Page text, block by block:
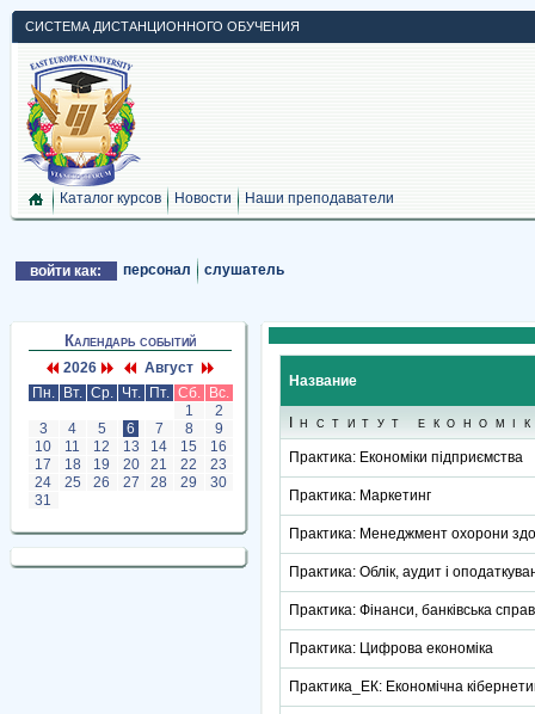
СИСТЕМА ДИСТАНЦИОННОГО ОБУЧЕНИЯ
Каталог курсов Новости Наши преподаватели
войти как: персонал слушатель
Календарь событий
2026
Август
Пн.
Вт. Ср. Чт. Пт. Сб.
Вс.
1
2
3
4 5 6 7 8
9
10
11 12 13 14 15
16
17
18 19 20 21 22
23
24
25 26 27 28 29
30
31
Название
Інститут
Практика: Економіки підприємства
Практика: Маркетинг
Практика: Менеджмент охорони
Практика: Облік, аудит і
Практика: Фінанси, банківська
Практика: Цифрова економіка
Практика_ЕК: Економічна